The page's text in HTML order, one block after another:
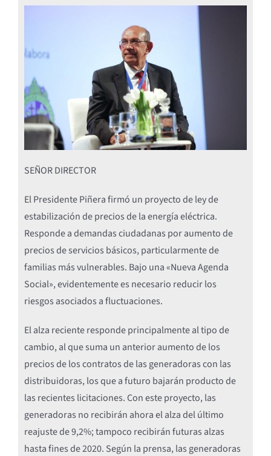
SEÑOR DIRECTOR
El Presidente Piñera firmó un proyecto de ley de
estabilización de precios de la energía eléctrica.
Responde a demandas ciudadanas por aumento de
precios de servicios básicos, particularmente de
familias más vulnerables. Bajo una «Nueva Agenda
Social», evidentemente es necesario reducir los
riesgos asociados a fluctuaciones.
El alza reciente responde principalmente al tipo de
cambio, al que suma un anterior aumento de los
precios de los contratos de las generadoras con las
distribuidoras, los que a futuro bajarán producto de
las recientes licitaciones. Con este proyecto, las
generadoras no recibirán ahora el alza del último
reajuste de 9,2%; tampoco recibirán futuras alzas
hasta fines de 2020. Según la prensa, las generadoras